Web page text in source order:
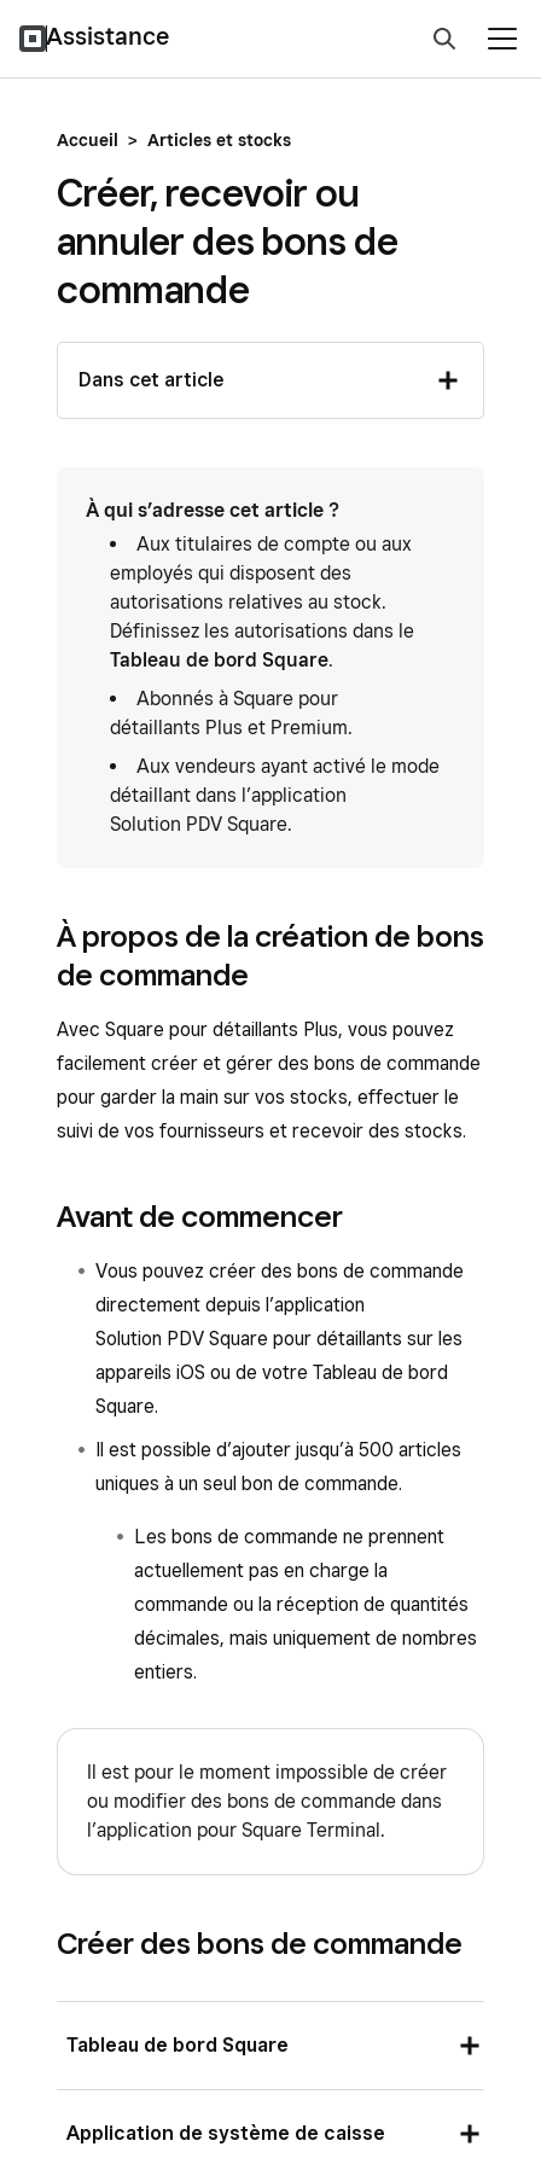
Assistance
Accueil > Articles et stocks
Créer, recevoir ou
annuler des bons de
commande
Dans cet article
À qui s’adresse cet article ?
Aux titulaires de compte ou aux
employés qui disposent des
autorisations relatives au stock.
Définissez les autorisations dans le
Tableau de bord Square.
Abonnés à Square pour
détaillants Plus et Premium.
Aux vendeurs ayant activé le mode
détaillant dans l’application
Solution PDV Square.
À propos de la création de bons
de commande
Avec Square pour détaillants Plus, vous pouvez
facilement créer et gérer des bons de commande
pour garder la main sur vos stocks, effectuer le
suivi de vos fournisseurs et recevoir des stocks.
Avant de commencer
Vous pouvez créer des bons de commande
directement depuis l’application
Solution PDV Square pour détaillants sur les
appareils iOS ou de votre Tableau de bord
Square.
Il est possible d’ajouter jusqu’à 500 articles
uniques à un seul bon de commande.
Les bons de commande ne prennent
actuellement pas en charge la
commande ou la réception de quantités
décimales, mais uniquement de nombres
entiers.
Il est pour le moment impossible de créer
ou modifier des bons de commande dans
l’application pour Square Terminal.
Créer des bons de commande
Tableau de bord Square
Connectez-vous au Tableau de bord Square
Application de système de caisse